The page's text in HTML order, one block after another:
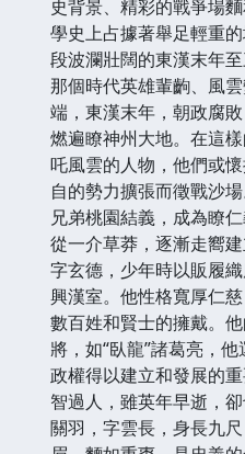
史背景、精彩的戰爭場
學史上占據著舉足輕重
段波瀾壯闊的東漢末年
那個時代英雄輩齣、風
端，東漢末年，朝政腐
燃遍瞭神州大地。在這
吒風雲的人物，他們或
自的勢力擴張而徵戰沙
兄弟桃園結義，成為瞭
從一介草莽，逐漸走嚮
字玄德，少年時以販履
興漢室。他性格寬厚仁
數百姓和賢士的擁戴。
將，如“臥龍”諸葛亮，
政權得以建立和發展的
智過人，雖英年早逝，
關羽，字雲長，身長九